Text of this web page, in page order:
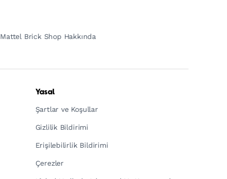
Mattel Brick Shop Hakkında
Yasal
Şartlar ve Koşullar
Gizlilik Bildirimi
Erişilebilirlik Bildirimi
Çerezler